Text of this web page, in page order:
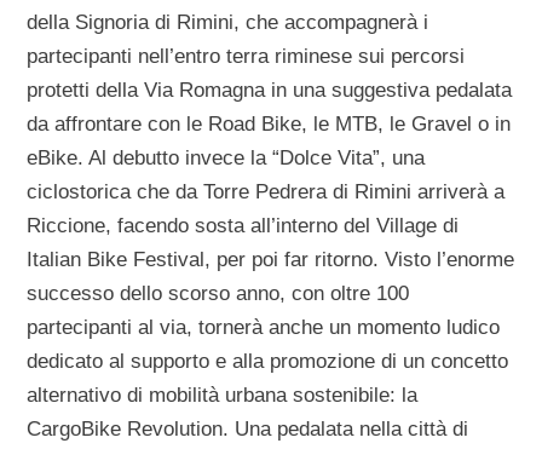
della Signoria di Rimini, che accompagnerà i
partecipanti nell’entro terra riminese sui percorsi
protetti della Via Romagna in una suggestiva pedalata
da affrontare con le Road Bike, le MTB, le Gravel o in
eBike. Al debutto invece la “Dolce Vita”, una
ciclostorica che da Torre Pedrera di Rimini arriverà a
Riccione, facendo sosta all’interno del Village di
Italian Bike Festival, per poi far ritorno. Visto l’enorme
successo dello scorso anno, con oltre 100
partecipanti al via, tornerà anche un momento ludico
dedicato al supporto e alla promozione di un concetto
alternativo di mobilità urbana sostenibile: la
CargoBike Revolution. Una pedalata nella città di